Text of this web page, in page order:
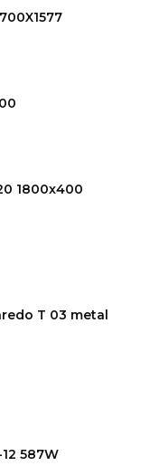
1800x400
T 03 metal
587W